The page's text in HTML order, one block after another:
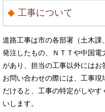
工事について
道路工事は市の各部署（土木
発注したもの、ＮＴＴや中国
があり、担当の工事以外にはお
お問い合わせの際には、工事
だけると、工事の特定がしや
いします。